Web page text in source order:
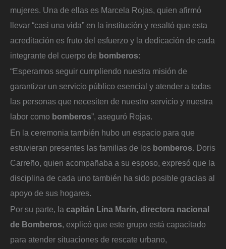
mujeres. Una de ellas es Marcela Rojas, quien afirmó
llevar “casi una vida” en la institución y resaltó que esta
acreditación es fruto del esfuerzo y la dedicación de cada
integrante del cuerpo de bomberos:
“Esperamos seguir cumpliendo nuestra misión de
garantizar un servicio público esencial y atender a todas
las personas que necesiten de nuestro servicio y nuestra
labor como bomberos”, aseguró Rojas.
En la ceremonia también hubo un espacio para que
estuvieran presentes las familias de los bomberos. Doris
Carreño, quien acompañaba a su esposo, expresó que la
disciplina de cada uno también ha sido posible gracias al
apoyo de sus hogares.
Por su parte, la capitán Lina Marín, directora nacional
de Bomberos, explicó que este grupo está capacitado
para atender situaciones de rescate urbano,